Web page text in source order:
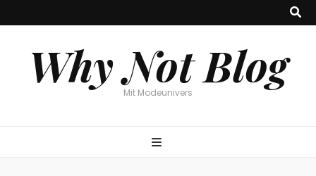
Why Not Blog
Mit Modeunivers